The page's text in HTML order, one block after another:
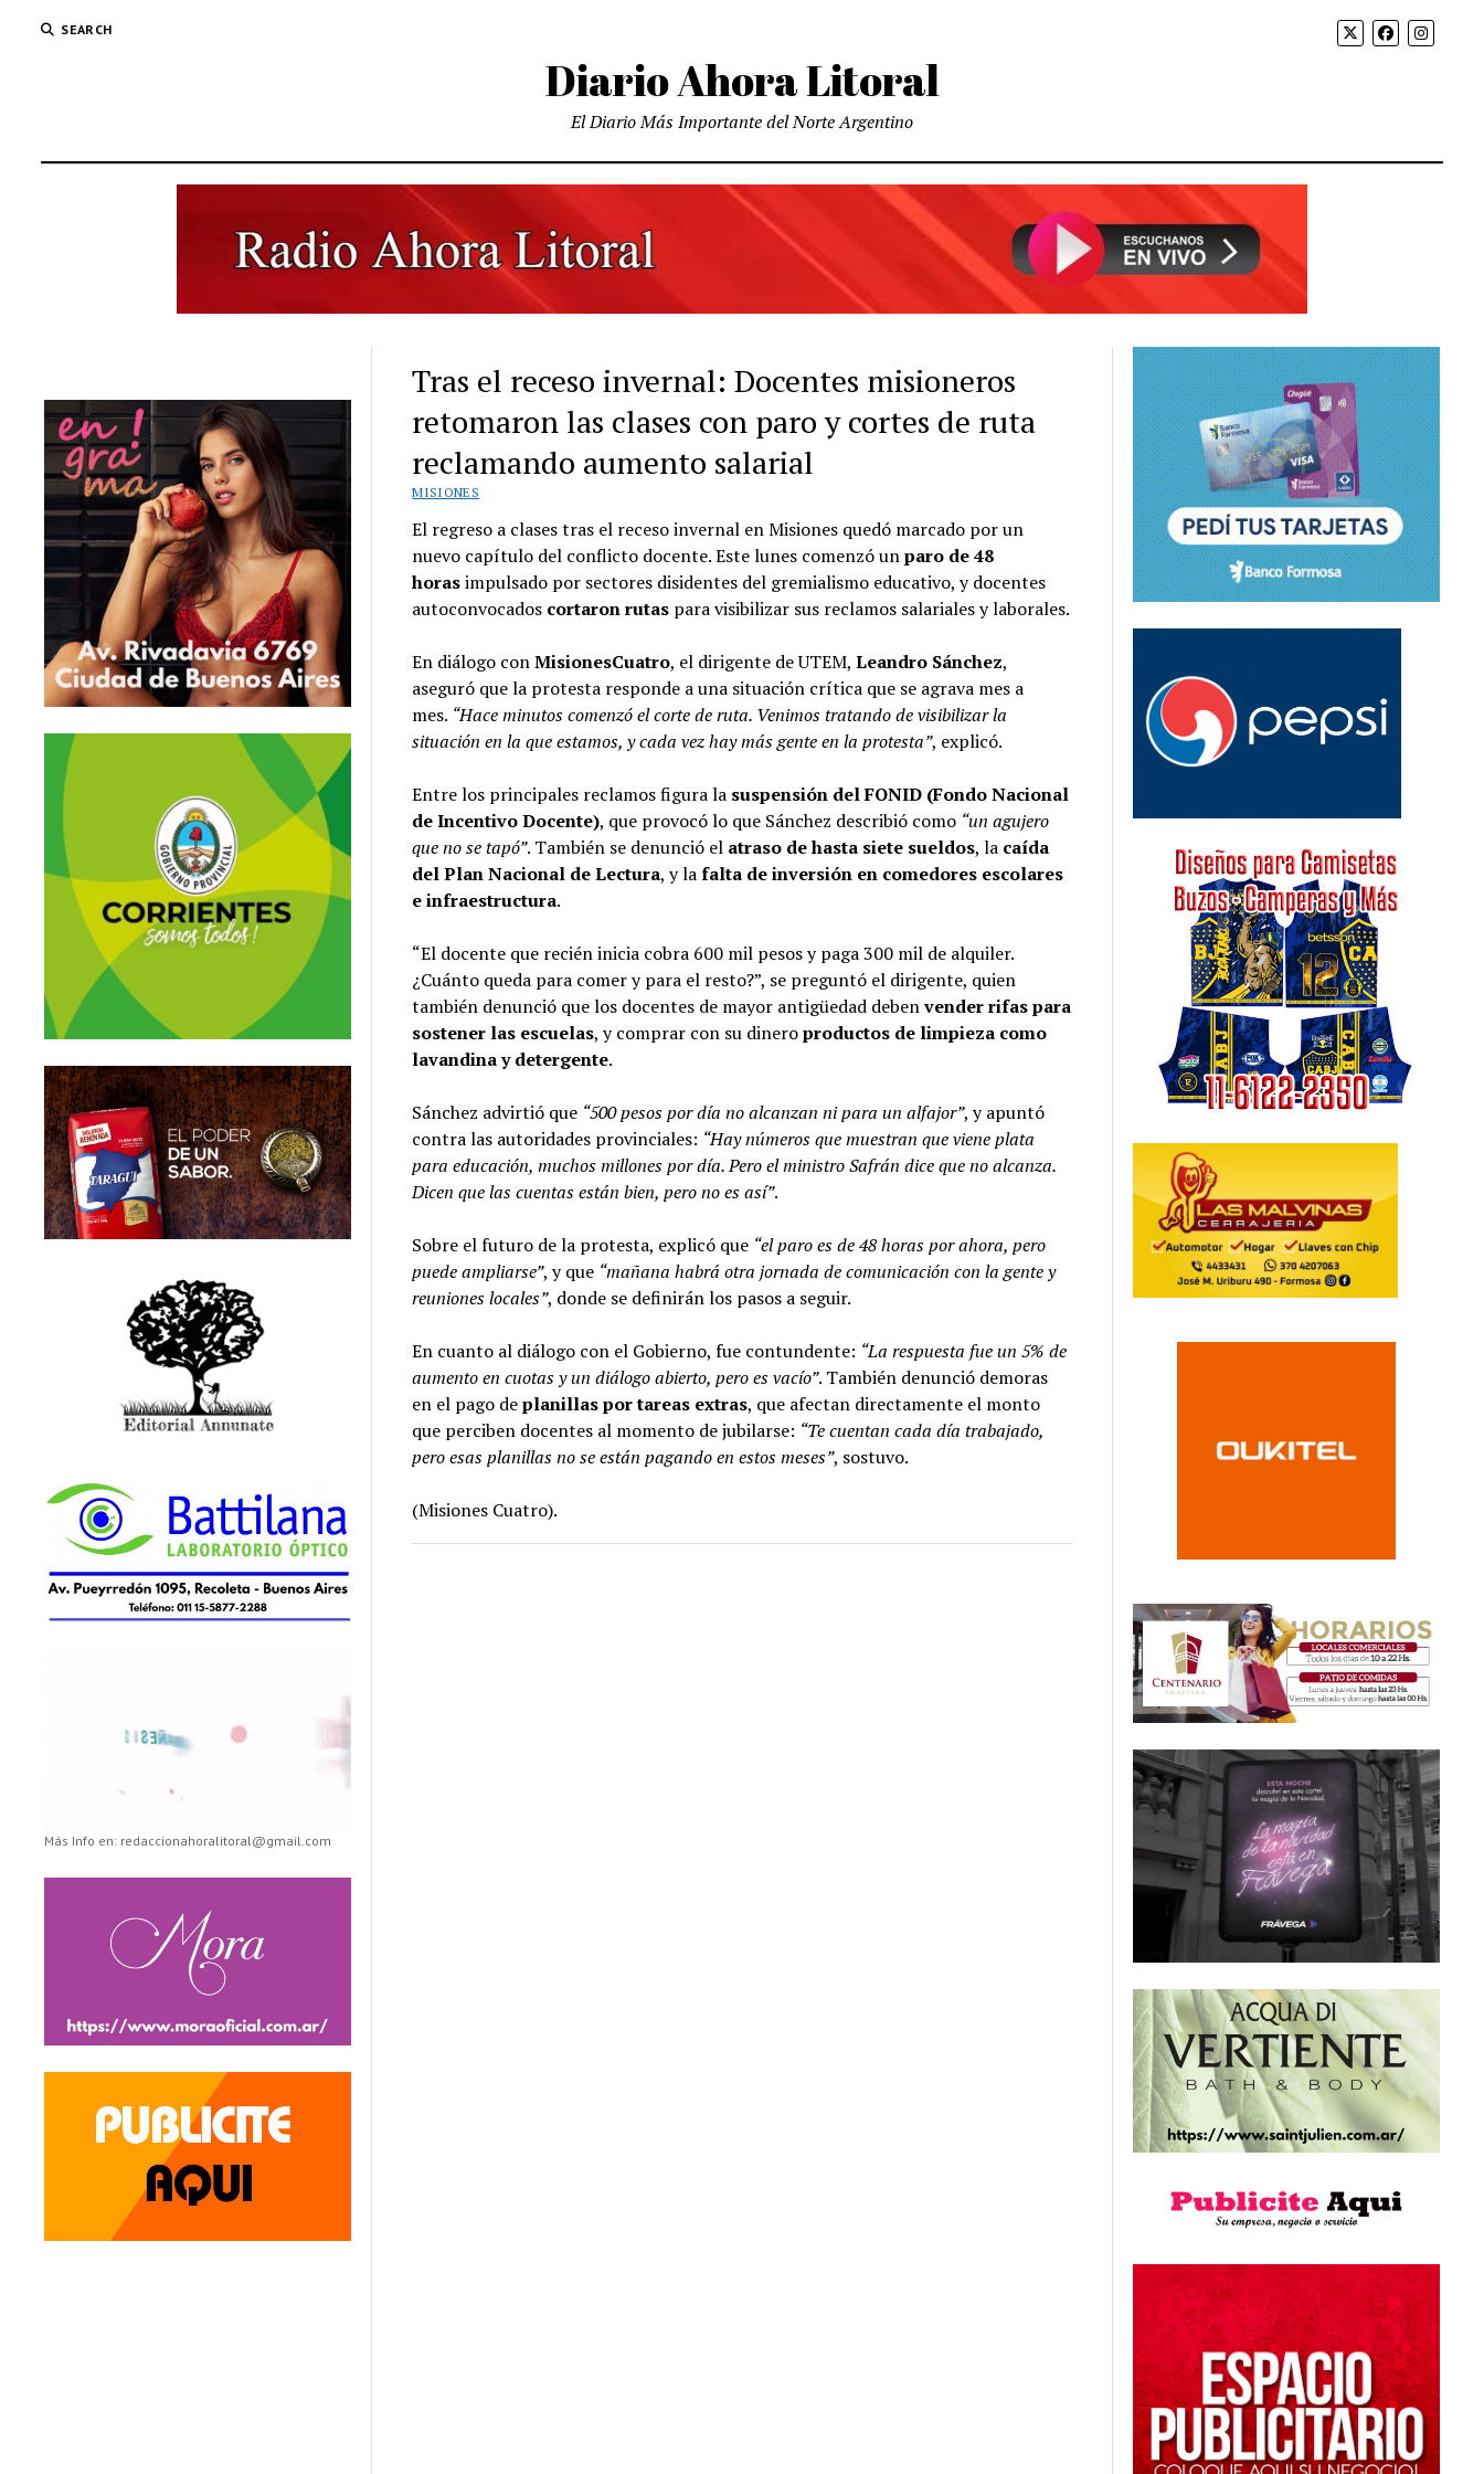
SEARCH
Diario Ahora Litoral
El Diario Más Importante del Norte Argentino
Más Info en: redaccionahoralitoral@gmail.com
Tras el receso invernal: Docentes misioneros
retomaron las clases con paro y cortes de ruta
reclamando aumento salarial
MISIONES
El regreso a clases tras el receso invernal en Misiones quedó marcado por un
nuevo capítulo del conflicto docente. Este lunes comenzó unparo de 48
horasimpulsado por sectores disidentes del gremialismo educativo, y docentes
autoconvocados cortaron rutas para visibilizar sus reclamos salariales y laborales.
En diálogo conMisionesCuatro, el dirigente de UTEM,Leandro Sánchez,
aseguró que la protesta responde a una situación crítica que se agrava mes a
mes. “Hace minutos comenzó el corte de ruta. Venimos tratando de visibilizar la
situación en la que estamos, y cada vez hay más gente en la protesta”, explicó.
Entre los principales reclamos figura la suspensión del FONID (Fondo Nacional
de Incentivo Docente), que provocó lo que Sánchez describió como “un agujero
que no se tapó”. También se denunció el atraso de hasta siete sueldos, la caída
del Plan Nacional de Lectura, y lafalta de inversión en comedores escolares
e infraestructura.
“El docente que recién inicia cobra 600 mil pesos y paga 300 mil de alquiler.
¿Cuánto queda para comer y para el resto?”, se preguntó el dirigente, quien
también denunció que los docentes de mayor antigüedad debenvender rifas para
sostener las escuelas, y comprar con su dineroproductos de limpieza como
lavandina y detergente.
Sánchez advirtió que “500 pesos por día no alcanzan ni para un alfajor”, y apuntó
contra las autoridades provinciales: “Hay números que muestran que viene plata
para educación, muchos millones por día. Pero el ministro Safrán dice que no alcanza.
Dicen que las cuentas están bien, pero no es así”.
Sobre el futuro de la protesta, explicó que “el paro es de 48 horas por ahora, pero
puede ampliarse”, y que “mañana habrá otra jornada de comunicación con la gente y
reuniones locales”, donde se definirán los pasos a seguir.
En cuanto al diálogo con el Gobierno, fue contundente: “La respuesta fue un 5% de
aumento en cuotas y un diálogo abierto, pero es vacío”. También denunció demoras
en el pago deplanillas por tareas extras, que afectan directamente el monto
que perciben docentes al momento de jubilarse: “Te cuentan cada día trabajado,
pero esas planillas no se están pagando en estos meses”, sostuvo.
(Misiones Cuatro).